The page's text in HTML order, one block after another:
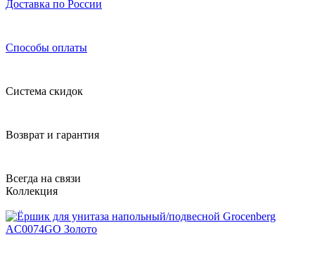
Доставка по России
Способы оплаты
Система скидок
Возврат и гарантия
Всегда на связи
Коллекция